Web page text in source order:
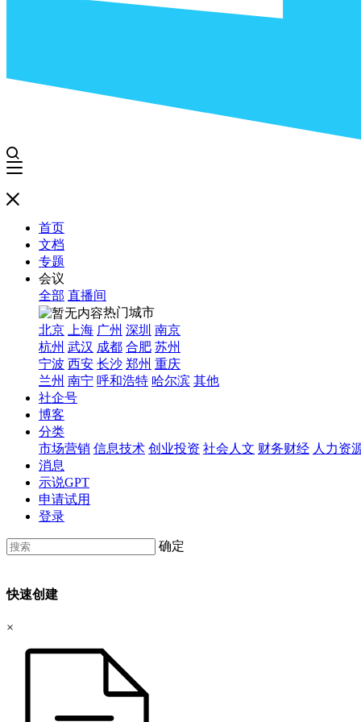
首页
文档
专题
会议
全部 直播间
热门城市
北京
上海 广州 深圳 南京
杭州 武汉 成都 合肥 苏州
宁波 西安 长沙 郑州 重庆
兰州 南宁 呼和浩特 哈尔滨 其他
社企号
博客
分类
市场营销 信息技术 创业投资 社会人文 财务财经 人力资
消息
示说GPT
申请试用
登录
确定
快速创建
×